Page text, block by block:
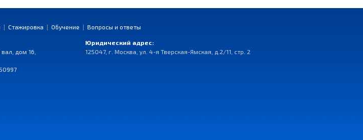
| Стажировка | Обучение | Вопросы и ответы
дом 16,
Юридический адрес:
125047, г. Москва, ул. 4-я Тверская-Ямская, д.2/11, стр. 2